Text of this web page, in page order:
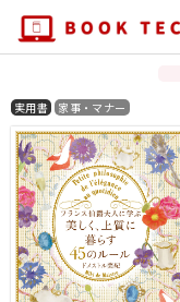
実用書 家事・マナー